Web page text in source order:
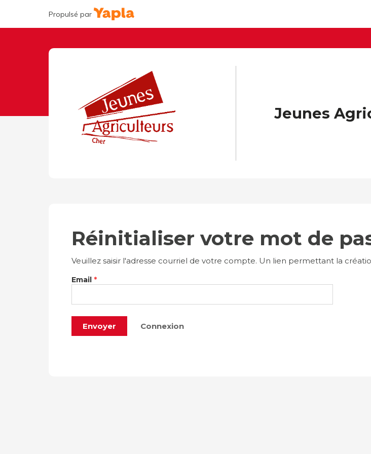
Propulsé par
Jeunes
Réinitialiser votre mot de
Veuillez saisir l'adresse courriel de votre compte. Un lien permettant la
Email *
Connexion